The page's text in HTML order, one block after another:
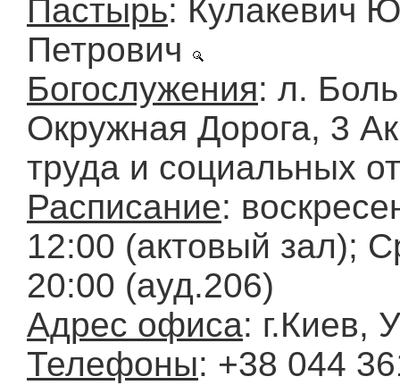
Пастырь: Кулакевич
Петрович
Богослужения: л.
Окружная Дорога, 3
труда и социальных
Расписание:
12:00 (актовый зал);
20:00 (ауд.206)
Адрес офиса: г.Киев,
Телефоны: +38 044